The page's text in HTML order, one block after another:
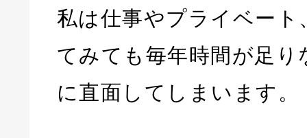
私は仕事やプライベート
てみても毎年時間が足り
に直面してしまいます。